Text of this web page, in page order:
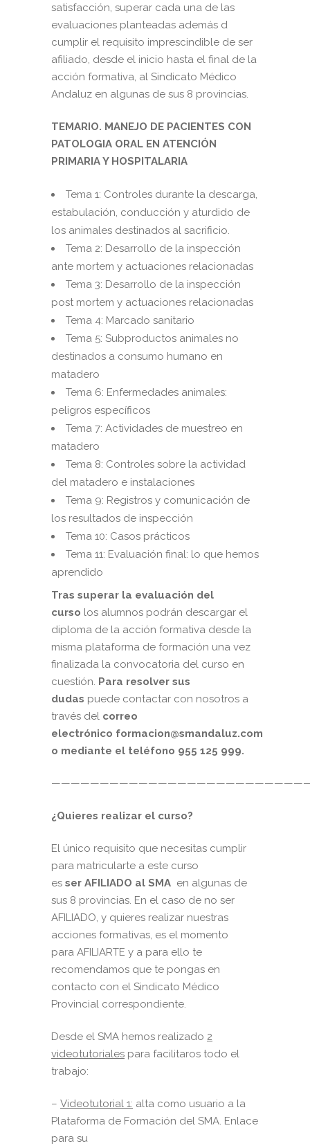
satisfacción, superar cada una de las
evaluaciones planteadas además d
cumplir el requisito imprescindible de ser
afiliado, desde el inicio hasta el final de la
acción formativa, al Sindicato Médico
Andaluz en algunas de sus 8 provincias.
TEMARIO. MANEJO DE PACIENTES CON
PATOLOGIA ORAL EN ATENCIÓN
PRIMARIA Y HOSPITALARIA
Tema 1: Controles durante la descarga,
estabulación, conducción y aturdido de
los animales destinados al sacrificio.
Tema 2: Desarrollo de la inspección
ante mortem y actuaciones relacionadas
Tema 3: Desarrollo de la inspección
post mortem y actuaciones relacionadas
Tema 4: Marcado sanitario
Tema 5: Subproductos animales no
destinados a consumo humano en
matadero
Tema 6: Enfermedades animales:
peligros específicos
Tema 7: Actividades de muestreo en
matadero
Tema 8: Controles sobre la actividad
del matadero e instalaciones
Tema 9: Registros y comunicación de
los resultados de inspección
Tema 10: Casos prácticos
Tema 11: Evaluación final: lo que hemos
aprendido
Tras superar la evaluación del
curso los alumnos podrán descargar el
diploma de la acción formativa desde la
misma plataforma de formación una vez
finalizada la convocatoria del curso en
cuestión. Para resolver sus
dudas puede contactar con nosotros a
través del correo
electrónico formacion@smandaluz.com
o mediante el teléfono 955 125 999.
¿Quieres realizar el curso?
El único requisito que necesitas cumplir
para matricularte a este curso
es ser AFILIADO al SMA en algunas de
sus 8 provincias. En el caso de no ser
AFILIADO, y quieres realizar nuestras
acciones formativas, es el momento
para AFILIARTE y a para ello te
recomendamos que te pongas en
contacto con el Sindicato Médico
Provincial correspondiente.
Desde el SMA hemos realizado 2
videotutoriales para facilitaros todo el
trabajo:
– Videotutorial 1: alta como usuario a la
Plataforma de Formación del SMA. Enlace
para su